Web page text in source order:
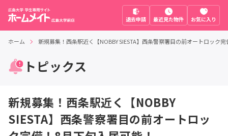
退去申請 最近見た物件 お気に入り
ホーム 新規募集！西条駅近く【NOBBY SIESTA】西条警察署目の前オートロック
トピックス
新規募集！西条駅近く【NOBBY
SIESTA】西条警察署目の前オートロッ